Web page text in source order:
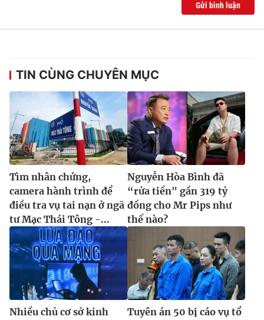
Gửi bình luận
TIN CÙNG CHUYÊN MỤC
Tìm nhân chứng,
camera hành trình để
điều tra vụ tai nạn ở ngã
tư Mạc Thái Tông -...
Nguyễn Hòa Bình đã
“rửa tiền" gần 319 tỷ
đồng cho Mr Pips như
thế nào?
Nhiều chủ cơ sở kinh
Tuyên án 50 bị cáo vụ tổ